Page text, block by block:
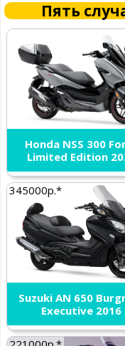
Пять
Honda NSS 300
Limited Edition
345000р.*
Suzuki AN 650
Executive 2016